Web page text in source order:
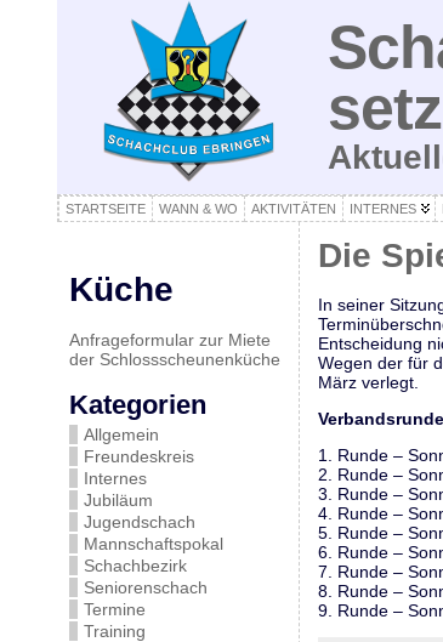
STARTSEITE WANN & WO AKTIVITÄTEN INTERNES
Küche
Anfrageformular zur Miete
der Schlossscheunenküche
Kategorien
Allgemein
Freundeskreis
Internes
Jubiläum
Jugendschach
Mannschaftspokal
Schachbezirk
Seniorenschach
Termine
Training
Die
In seiner
Entscheidung
Wegen der für
März verlegt.
1. Runde –
2. Runde –
3. Runde –
4. Runde –
5. Runde –
6. Runde –
7. Runde –
8. Runde –
9. Runde –